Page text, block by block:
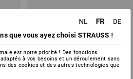
NL FR
DE
que vous ayez choisi STRAUSS !
est notre priorité ! Des fonctions
à vos besoins et un déroulement sans
des cookies et des autres technologies que